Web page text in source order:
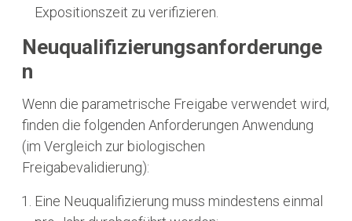
Expositionszeit zu verifizieren.
Neuqualifizierungsanforderunge
N
Wenn die parametrische Freigabe verwendet wird,
finden die folgenden Anforderungen Anwendung
(im Vergleich zur biologischen
Freigabevalidierung):
Eine Neuqualifizierung muss mindestens einmal